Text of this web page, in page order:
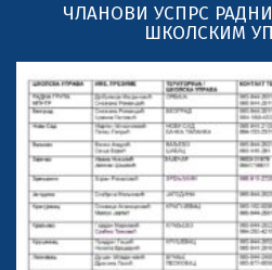
ЧЛАНОВИ УСПРС
ШКОЛСКИМ